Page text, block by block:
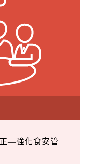
正—強化食安管